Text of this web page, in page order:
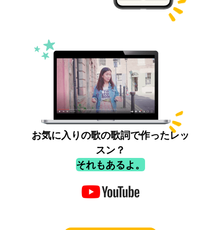
お気に入りの歌の歌詞で作ったレッ
スン？
それもあるよ。